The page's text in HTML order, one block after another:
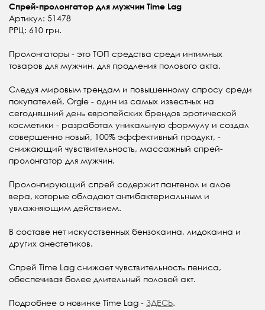
Спрей-пролонгатор для мужчин Time Lag
Артикул: 51478
РРЦ: 610 грн.
Пролонгаторы - это ТОП средства среди интимных
товаров для мужчин, для продления полового акта.
Следуя мировым трендам и повышенному спросу среди
покупателей, Orgie - один из самых известных на
сегодняшний день европейских брендов эротической
косметики - разработал уникальную формулу и создал
совершенно новый, 100% эффективный продукт, -
снижающий чувствительность, массажный спрей-
пролонгатор для мужчин.
Пролонгирующий спрей содержит пантенол и алое
вера, которые обладают антибактериальным и
увлажняющим действием.
В составе нет искусственных бензокаина, лидокаина и
других анестетиков.
Спрей Time Lag снижает чувствительность пениса,
обеспечивая более длительный половой акт.
Подробнее о новинке Time Lag - ЗДЕСЬ.